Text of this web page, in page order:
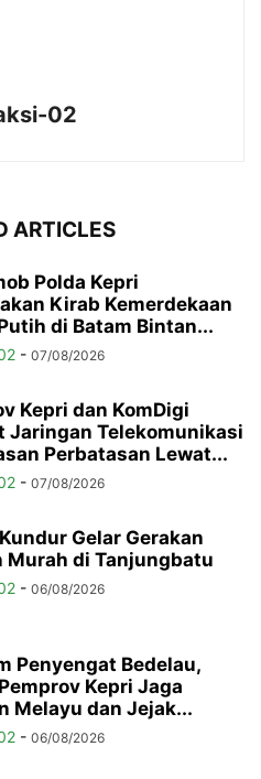
02
ARTICLES
Polda Kepri
Kirab Kemerdekaan
di Batam Bintan...
- 07/08/2026
Kepri dan KomDigi
Jaringan Telekomunikasi
Perbatasan Lewat...
- 07/08/2026
Gelar Gerakan
Murah di Tanjungbatu
- 06/08/2026
Penyengat Bedelau,
Kepri Jaga
Melayu dan Jejak...
- 06/08/2026